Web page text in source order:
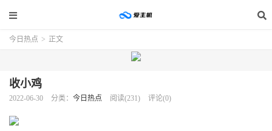
今日热点 > 正文
收小鸡
2022-06-30 分类： 今日热点 阅读(231) 评论(0)